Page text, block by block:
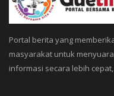
Portal berita yang
masyarakat untuk
informasi secara lebih